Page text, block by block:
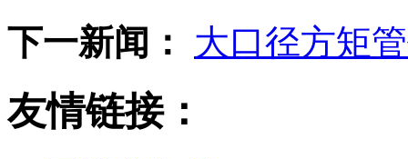
下一新闻：
大口径方矩
友情链接：